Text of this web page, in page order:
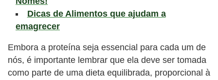
Dicas de Alimentos que ajudam a
emagrecer
Embora a proteína seja essencial para cada um de
nós, é importante lembrar que ela deve ser tomada
como parte de uma dieta equilibrada, proporcional à
P
l
a
n